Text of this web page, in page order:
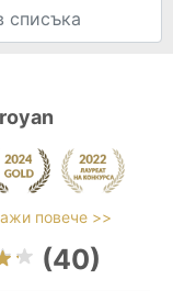
повече >>
(40)